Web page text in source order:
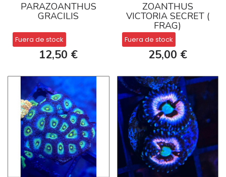
PARAZOANTHUS
GRACILIS
Fuera de stock
12,50 €
ZOANTHUS
VICTORIA SECRET (
FRAG)
Fuera de stock
25,00 €